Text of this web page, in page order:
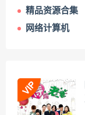
精品资源合集
网络计算机